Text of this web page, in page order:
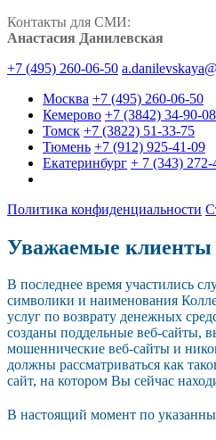
Контакты для СМИ:
Анастасия Данилевская
+7 (495) 260-06-50
Москва +7 (495) 260-06-50
Кемерово +7 (3842) 34-90-08
Томск +7 (3822) 51-33-75
Тюмень +7 (912) 925-41-09
Екатеринбург + 7 (343) 272-
Политика конфиденциальности
Уважаемые клиенты
В последнее время участились
символики и наименования
услуг по возврату денежных
созданы поддельные веб-сайты,
мошеннические веб-сайты и
должны рассматриваться как
сайт, на котором Вы сейчас
В настоящий момент по